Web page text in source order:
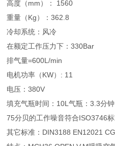
高度（mm）： 1560
重量（Kg）：362.8
冷却系统：风冷
在额定工作压力下：330Bar
排气量=600L/min
电机功率（KW）: 11
电压：380V
填充气瓶时间：10L气瓶：3.3分钟
75分贝的工作噪音符合ISO3746
其它标准：DIN3188 EN12021